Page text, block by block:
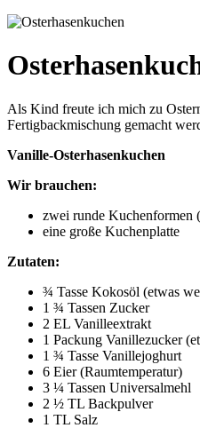
Als Kind freute ich mich zu
Fertigbackmischung gemacht
Vanille-Osterhasenkuchen
Wir brauchen:
zwei runde Kuchenformen
eine große Kuchenplatte
Zutaten:
¾ Tasse Kokosöl (etwas
1 ¾ Tassen Zucker
2 EL Vanilleextrakt
1 Packung Vanillezucker
1 ¾ Tasse Vanillejoghurt
6 Eier (Raumtemperatur)
3 ¼ Tassen Universalmehl
2 ½ TL Backpulver
1 TL Salz